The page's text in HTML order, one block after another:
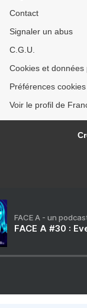
Contact
Signaler un abus
C.G.U.
Cookies et données
Préférences cookies
Voir le profil de
FACE A - un
FACE A #30 :